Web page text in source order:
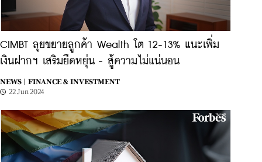
CIMBT ลุยขยายลูกค้า Wealth โต 12-13% แนะเพิ่ม
เงินฝากฯ เสริมยืดหยุ่น - สู้ความไม่แน่นอน
NEWS |
FINANCE & INVESTMENT
22 Jun 2024